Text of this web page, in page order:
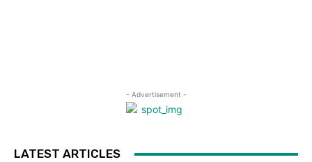
- Advertisement -
LATEST ARTICLES